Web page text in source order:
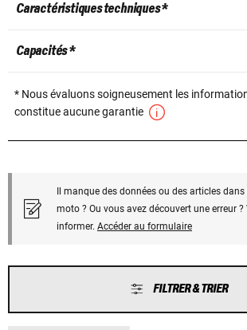
Caractéristiques techniques *
Capacités *
* Nous évaluons soigneusement les
constitue aucune garantie
Il manque des données ou des articles
moto ? Ou vous avez découvert une erreur ?
informer. Accéder au formulaire
FILTRER & TRIER